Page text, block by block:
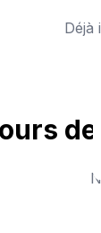
Déjà